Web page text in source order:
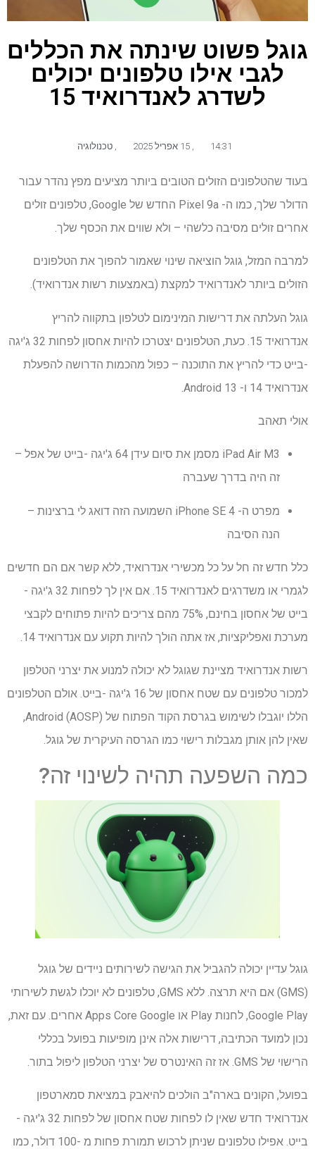
גוגל פשוט שינתה את הכללים
לגבי אילו טלפונים יכולים
לשדרג לאנדרואיד 15
14:31 טכנולוגיה
בעוד שהטלפונים הזולים הטובים ביותר מציעים מפץ נהדר עבור
הדולר שלך, כמו ה- Pixel 9a החדש של Google, טלפונים זולים
אחרים זולים מסיבה כלשהי – ולא שווים את הכסף שלך.
למרבה המזל, גוגל הוציאה שינוי שאמור להפוך את הטלפונים
הזולים ביותר לאנדרואיד למקצת (באמצעות רשות אנדרואיד).
גוגל העלתה את דרישות המינימום לטלפון בתקווה להריץ
אנדרואיד 15. כעת, הטלפונים יצטרכו להיות אחסון לפחות 32 ג'יגה
-בייט כדי להריץ את התוכנה – כפול מהכמות הדרושה להפעלת
אנדרואיד 14 ו- Android 13.
אולי תאהב
iPad Air M3 מסמן את סיום עידן 64 ג'יגה -בייט של אפל –
זה היה בדרך שעברה
מפרט ה- iPhone SE 4 השמועה הזה דואג לי ברצינות –
הנה הסיבה
כלל חדש זה חל על כל מכשירי אנדרואיד, ללא קשר אם הם חדשים
לגמרי או משדרגים לאנדרואיד 15. אם אין לך לפחות 32 ג'יגה -
בייט של אחסון בחינם, 75% מהם צריכים להיות פתוחים לקבצי
מערכת ואפליקציות, אז אתה הולך להיות תקוע עם אנדרואיד 14.
רשות אנדרואיד מציינת שגוגל לא יכולה למנוע את יצרני הטלפון
למכור טלפונים עם שטח אחסון של 16 ג'יגה -בייט. אולם הטלפונים
הללו יוגבלו לשימוש בגרסת הקוד הפתוח של Android (AOSP),
שאין להן אותן מגבלות רישוי כמו הגרסה העיקרית של גוגל.
כמה השפעה תהיה לשינוי זה?
גוגל עדיין יכולה להגביל את הגישה לשירותים ניידים של גוגל
(GMS) אם היא תרצה. ללא GMS, טלפונים לא יוכלו לגשת לשירותי
Google Play, לחנות Play או Apps Core Google אחרים. עם זאת,
נכון למועד הכתיבה, דרישות אלה אינן מופיעות בפועל בכללי
הרישוי של GMS. אז זה האינטרס של יצרני הטלפון ליפול בתור.
בפועל, הקונים בארה"ב הולכים להיאבק במציאת סמארטפון
אנדרואיד חדש שאין לו לפחות שטח אחסון של לפחות 32 ג'יגה -
בייט. אפילו טלפונים שניתן לרכוש תמורת פחות מ -100 דולר, כמו